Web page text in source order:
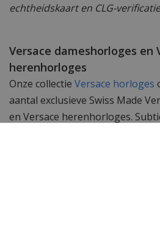
echtheidskaart en CLG-
Versace dameshorloges en
herenhorloges
Onze collectie Versace horloges
aantal exclusieve Swiss Made
en Versace herenhorloges.